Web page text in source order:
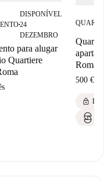
■
DISPONÍVEL
24
DEZEMBRO
para alugar
Quartiere
QUARTO
Quarto
Roma
500 €
lock